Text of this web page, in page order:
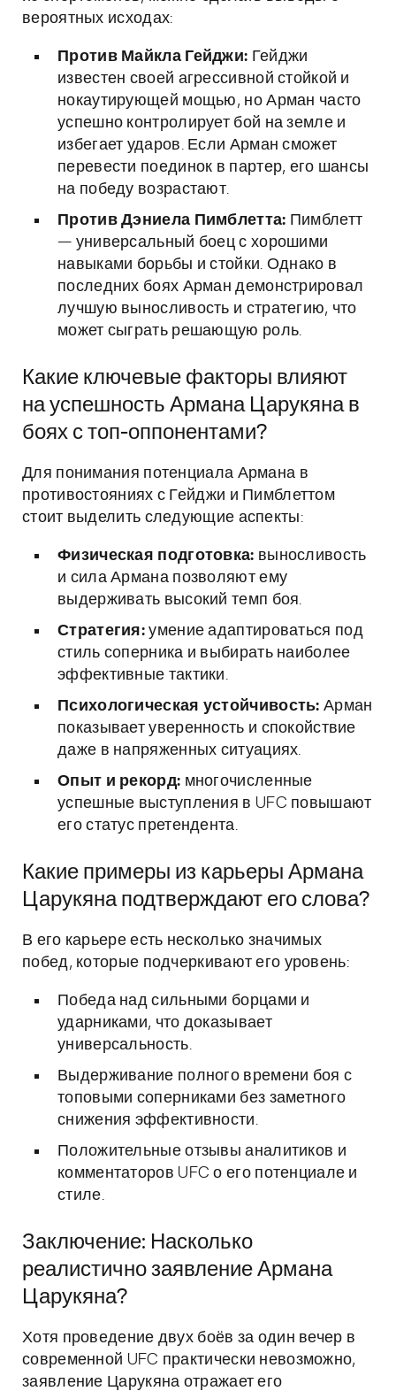
вероятных исходах:
Против Майкла Гейджи: Гейджи
известен своей агрессивной стойкой и
нокаутирующей мощью, но Арман часто
успешно контролирует бой на земле и
избегает ударов. Если Арман сможет
перевести поединок в партер, его шансы
на победу возрастают.
Против Дэниела Пимблетта: Пимблетт
— универсальный боец с хорошими
навыками борьбы и стойки. Однако в
последних боях Арман демонстрировал
лучшую выносливость и стратегию, что
может сыграть решающую роль.
Какие ключевые факторы влияют
на успешность Армана Царукяна в
боях с топ-оппонентами?
Для понимания потенциала Армана в
противостояниях с Гейджи и Пимблеттом
стоит выделить следующие аспекты:
Физическая подготовка: выносливость
и сила Армана позволяют ему
выдерживать высокий темп боя.
Стратегия: умение адаптироваться под
стиль соперника и выбирать наиболее
эффективные тактики.
Психологическая устойчивость: Арман
показывает уверенность и спокойствие
даже в напряженных ситуациях.
Опыт и рекорд: многочисленные
успешные выступления в UFC повышают
его статус претендента.
Какие примеры из карьеры Армана
Царукяна подтверждают его слова?
В его карьере есть несколько значимых
побед, которые подчеркивают его уровень:
Победа над сильными борцами и
ударниками, что доказывает
универсальность.
Выдерживание полного времени боя с
топовыми соперниками без заметного
снижения эффективности.
Положительные отзывы аналитиков и
комментаторов UFC о его потенциале и
стиле.
Заключение: Насколько
реалистично заявление Армана
Царукяна?
Хотя проведение двух боёв за один вечер в
современной UFC практически невозможно,
заявление Царукяна отражает его